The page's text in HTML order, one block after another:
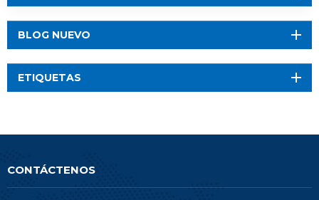
BLOG NUEVO
ETIQUETAS
CONTÁCTENOS